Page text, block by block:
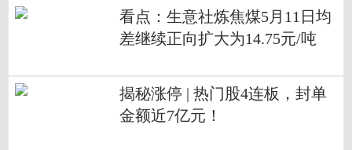
看点：生意社炼焦煤5月11日均
差继续正向扩大为14.75元/吨
揭秘涨停 | 热门股4连板，封单
金额近7亿元！